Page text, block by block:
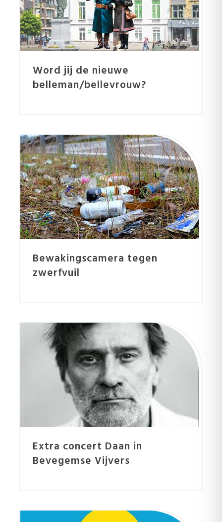
Word jij de nieuwe
belleman/bellevrouw?
Bewakingscamera tegen
zwerfvuil
Extra concert Daan in
Bevegemse Vijvers